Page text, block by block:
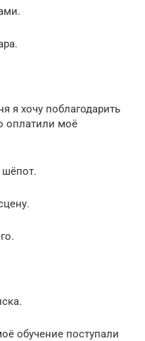
я хочу поблагодарить
оплатили моё
обучение поступали